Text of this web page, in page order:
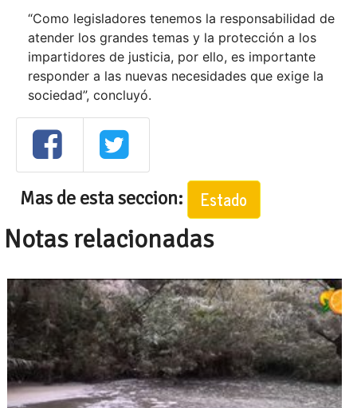
“Como legisladores tenemos la responsabilidad de
atender los grandes temas y la protección a los
impartidores de justicia, por ello, es importante
responder a las nuevas necesidades que exige la
sociedad”, concluyó.
Mas de esta seccion: Estado
Notas relacionadas